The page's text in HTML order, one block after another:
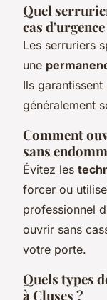
Quel
cas d'urgence
Les serruriers
une
Ils
généralement
Comment
sans
Évitez les
forcer ou
professionnel
ouvrir sans
votre porte.
Quels types
à Cluses ?